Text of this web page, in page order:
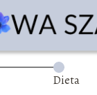
Dieta